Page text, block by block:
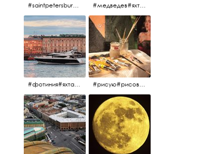
#saintpetersburg #санктпетербург#нева#троицкиймост#питерскоеутро#петропавловскаякрепость #медведев#яхты#алыепаруса2023#белыеночи2013#санктпетербург #яхтафотиния#yacht#yachtphotinia
#фотиния#яхтафотиния#дмитриймедведев#медведев#яхта#алыепаруса2013#2013#алыепаруса #нева#санктпетербург #yachtphotinia#yacht #рисую#рисовать#краскихолстмасло#картина#холст#кисточки#палитра#художник#портрет#aplgallery